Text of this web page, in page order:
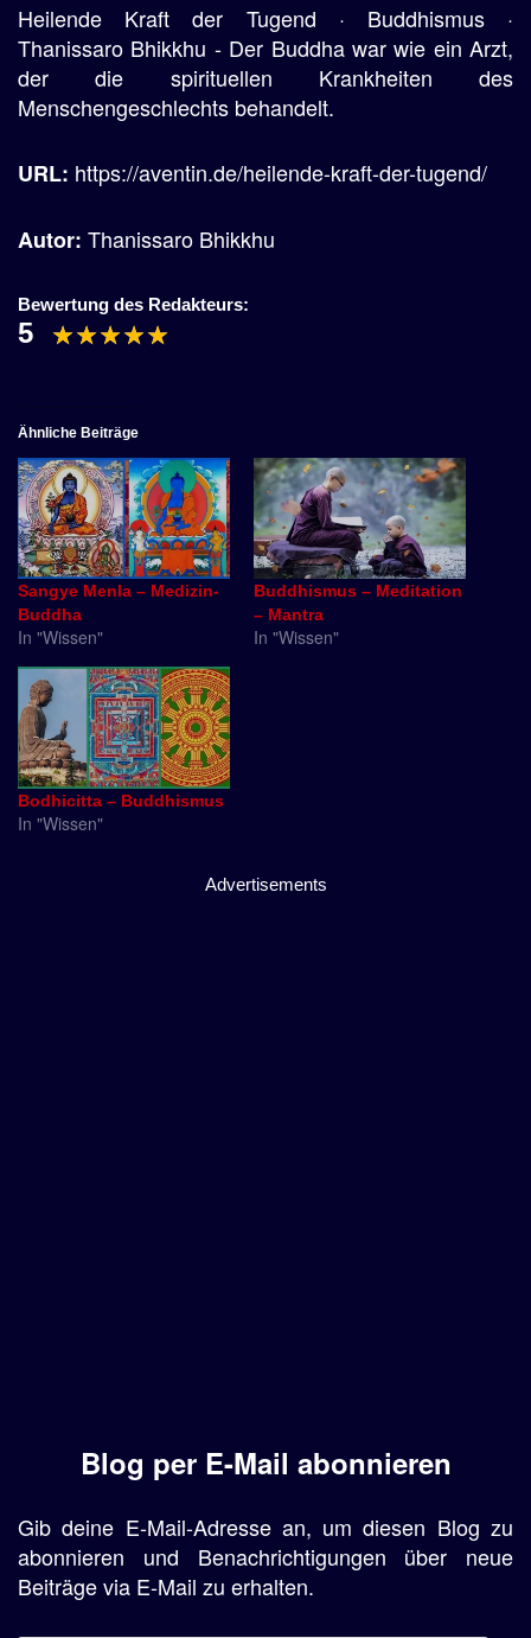
Heilende Kraft der Tugend · Buddhismus ·
Thanissaro Bhikkhu - Der Buddha war wie ein Arzt,
der die spirituellen Krankheiten des
Menschengeschlechts behandelt.
URL: https://aventin.de/heilende-kraft-der-tugend/
Autor: Thanissaro Bhikkhu
Bewertung des Redakteurs:
5
Ähnliche Beiträge
Sangye Menla – Medizin-
Buddha
In "Wissen"
Buddhismus – Meditation
– Mantra
In "Wissen"
Bodhicitta – Buddhismus
In "Wissen"
Advertisements
Blog per E-Mail abonnieren
Gib deine E-Mail-Adresse an, um diesen Blog zu
abonnieren und Benachrichtigungen über neue
Beiträge via E-Mail zu erhalten.